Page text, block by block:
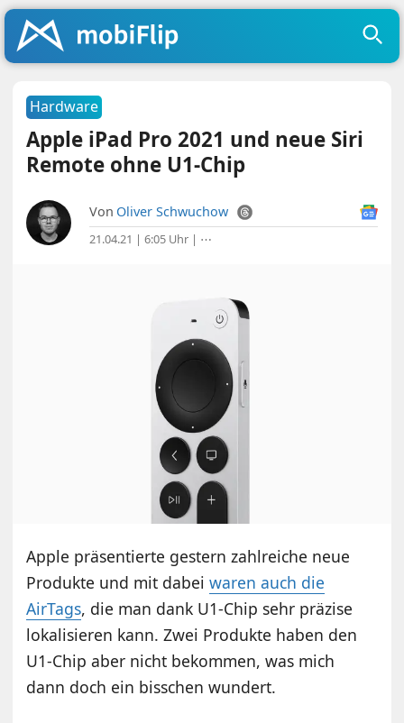
Hardware
Apple iPad Pro 2021 und neue Siri
Remote ohne U1-Chip
Von Oliver Schwuchow
21.04.21 | 6:05 Uhr | ⋯
Apple präsentierte gestern zahlreiche neue
Produkte und mit dabeiwaren auch die
AirTags, die man dank U1-Chip sehr präzise
lokalisieren kann. Zwei Produkte haben den
U1-Chip aber nicht bekommen, was mich
dann doch ein bisschen wundert.